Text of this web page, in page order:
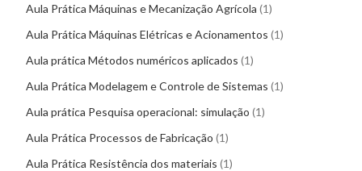
Aula Prática Máquinas e Mecanização Agrícola 1
Aula Prática Máquinas Elétricas e Acionamentos 1
Aula prática Métodos numéricos aplicados 1
Aula Prática Modelagem e Controle de Sistemas 1
Aula prática Pesquisa operacional: simulação 1
Aula Prática Processos de Fabricação 1
Aula Prática Resistência dos materiais 1